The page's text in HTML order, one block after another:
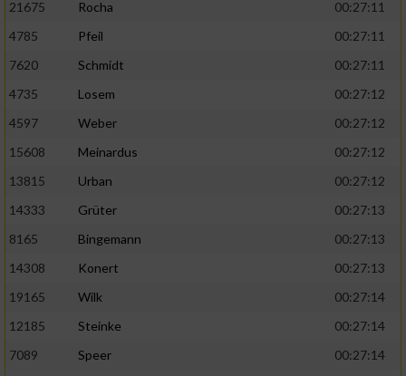
21675
Rocha
00:27:11
4785
Pfeil
00:27:11
7620
Schmidt
00:27:11
4735
Losem
00:27:12
4597
Weber
00:27:12
15608
Meinardus
00:27:12
13815
Urban
00:27:12
14333
Grüter
00:27:13
8165
Bingemann
00:27:13
14308
Konert
00:27:13
19165
Wilk
00:27:14
12185
Steinke
00:27:14
7089
Speer 00:27:14